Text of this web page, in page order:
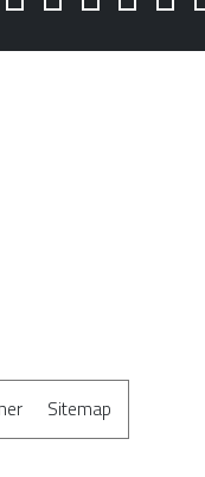
Sitemap